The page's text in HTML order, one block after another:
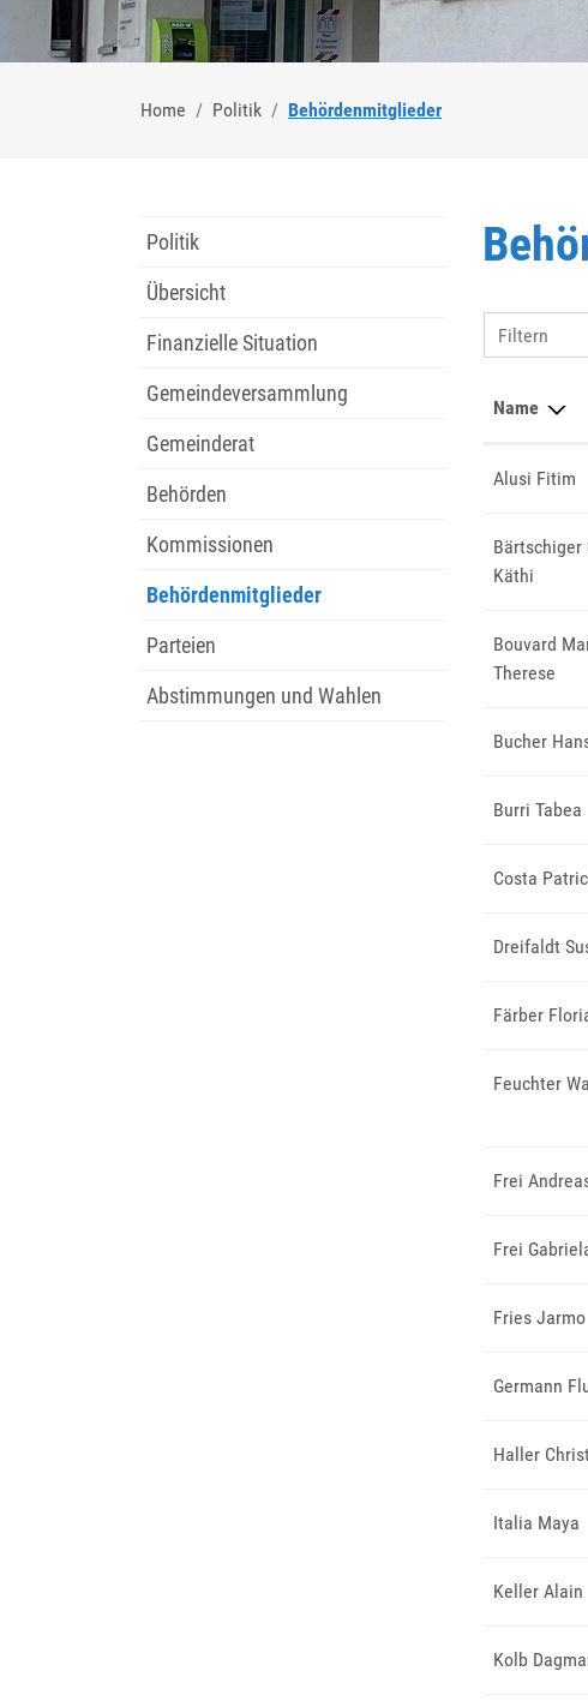
Home Politik Behördenmitglieder(ausgewählt)
Politik
Übersicht
Finanzielle Situation
Gemeindeversammlung
Gemeinderat
Behörden
Kommissionen
Behördenmitglieder
Parteien
Abstimmungen und Wahlen
Filtern
Name
Alusi Fitim
Bärtschiger
Käthi
Bouvard
Therese
Bucher
Burri Tabea
Costa
Dreifaldt
Färber
Feuchter
Frei
Frei
Fries Jarmo
Germann
Haller
Italia Maya
Keller Alain
Kolb